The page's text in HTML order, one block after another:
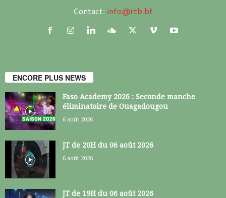
Contact: info@rtb.bf
ENCORE PLUS NEWS
Faso Academy 2026 : Seconde manche
éliminatoire de Ouagadougou
6 août 2026
JT de 20H du 06 août 2026
6 août 2026
JT de 19H du 06 août 2026